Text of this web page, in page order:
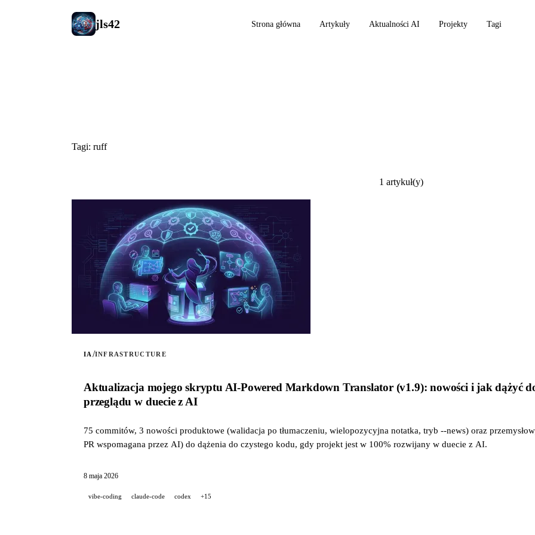
jls42 Strona główna Artykuły Aktualności AI Projekty Tagi
Tagi: ruff
1 artykuł(y)
IA /INFRASTRUCTURE
Aktualizacja mojego skryptu AI-Powered Markdown Translator (v1.9): nowości i jak dążyć
przeglądu w duecie z AI
75 commitów, 3 nowości produktowe (walidacja po tłumaczeniu, wielopozycyjna notatka, tryb --news) oraz
PR wspomagana przez AI) do dążenia do czystego kodu, gdy projekt jest w 100% rozwijany w duecie z AI.
8 maja 2026
vibe-coding claude-code codex +15